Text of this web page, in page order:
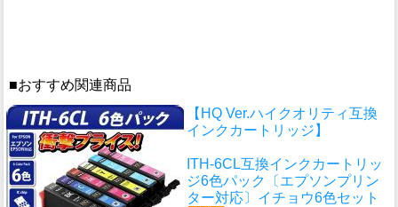
■おすすめ関連商品
【HQ Ver.ハイクオリティ互換
インクカートリッジ】
ITH-6CL互換インクカートリッ
ジ6色パック〔エプソンプリン
ター対応〕イチョウ6色セット